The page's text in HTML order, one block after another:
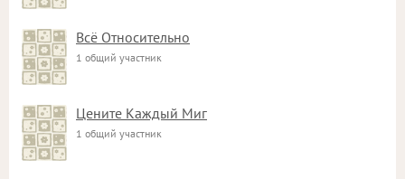
Всё Относительно
1 общий участник
Цените Каждый Миг
1 общий участник